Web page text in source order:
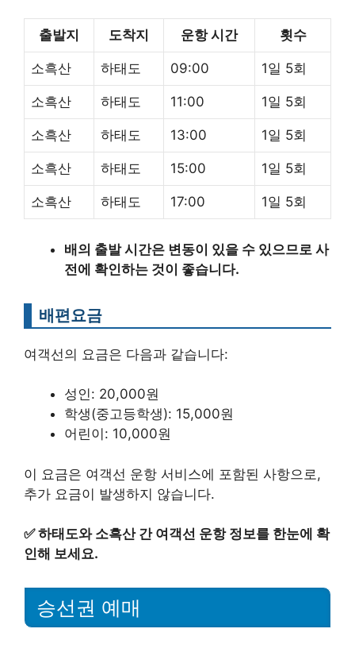
출발지 도착지 운항 시간 횟수
소흑산 하태도 09:00 1일 5회
소흑산 하태도 11:00 1일 5회
소흑산 하태도 13:00 1일 5회
소흑산 하태도 15:00 1일 5회
소흑산 하태도 17:00 1일 5회
배의 출발 시간은 변동이 있을 수 있으므로 사
전에 확인하는 것이 좋습니다.
배편요금
여객선의 요금은 다음과 같습니다:
성인: 20,000원
학생(중고등학생): 15,000원
어린이: 10,000원
이 요금은 여객선 운항 서비스에 포함된 사항으로,
추가 요금이 발생하지 않습니다.
✅하태도와 소흑산 간 여객선 운항 정보를 한눈에 확
인해 보세요.
승선권 예매